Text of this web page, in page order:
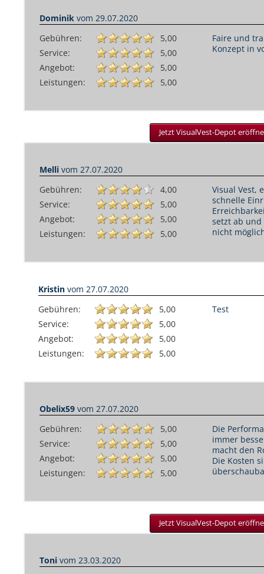
Dominik vom 29.07.2020
Gebühren:
5,00
Service:
5,00
Angebot:
5,00
Leistungen:
5,00
Faire und
Konzept in
Jetzt VisualVest-Depot
Melli vom 27.07.2020
Gebühren:
4,00
Service:
5,00
Angebot:
5,00
Leistungen:
5,00
Visual Vest,
schnelle
setzt ab
nicht
Kristin vom 27.07.2020
Gebühren:
5,00
Service:
5,00
Angebot:
5,00
Leistungen:
5,00
Test
Obelix59 vom 27.07.2020
Gebühren:
5,00
Service:
5,00
Angebot:
5,00
Leistungen:
5,00
Die
immer
macht den
Die Kosten
Jetzt VisualVest-Depot
Toni vom 23.03.2020